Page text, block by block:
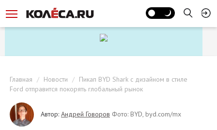
Главная Новости
Пикап BYD Shark с дизайном в стиле
Ford отправится покорять глобальный рынок
Автор: Андрей Говоров Фото: BYD, byd.com/mx